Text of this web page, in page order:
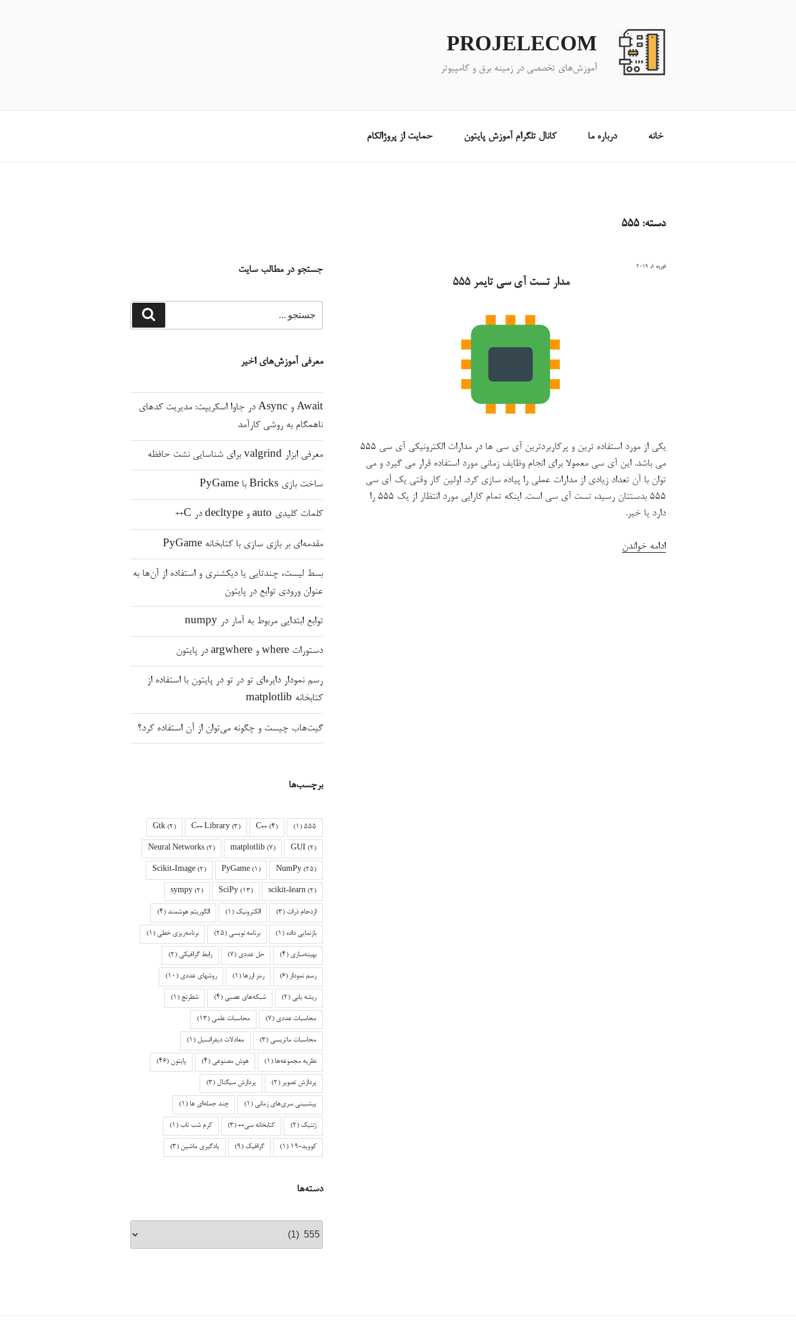
PROJELECOM
آموزش‌های تخصصی در زمینه برق و کامپیوتر
خانه درباره ما کانال تلگرام آموزش پایتون حمایت از پروژالکام
دسته:555
نوشته‌شده
فوریه 8, 2019
مدار تست آی سی تایمر ۵۵۵
یکی از مورد استفاده ترین و پرکاربردترین آی سی ها در مدارات الکترونیکی آی سی ۵۵۵
می باشد. این آی سی معمولا برای انجام وظایف زمانی مورد استفاده قرار می گیرد و می
توان با آن تعداد زیادی از مدارات عملی را پیاده سازی کرد. اولین کار وقتی یک آی سی
۵۵۵ بدستتان رسید، تست آی سی است. اینکه تمام کارایی مورد انتظار از یک ۵۵۵ را
دارد یا خیر.
ادامه خواندن
جستجو در مطالب سایت
برای
جستجو
معرفی آموزش‌های اخیر
Await و Async در جاوا اسکریپت: مدیریت کدهای
ناهمگام به روشی کارآمد
معرفی ابزار valgrind برای شناسایی نشت حافظه
ساخت بازی Bricks با PyGame
کلمات کلیدی auto و decltype در C++
مقدمه‌ای بر بازی سازی با کتابخانه PyGame
بسط لیست، چندتایی یا دیکشنری و استفاده از آن‌ها به
عنوان ورودی توابع در پایتون
توابع ابتدایی مربوط به آمار در numpy
دستورات where و argwhere در پایتون
رسم نمودار دایره‌ای تو در تو در پایتون با استفاده از
کتابخانه matplotlib
گیت‌هاب چیست و چگونه می‌توان از آن استفاده کرد؟
برچسب‌ها
555
(1)
C++ (4)
C++ Library (3)
Gtk (2)
GUI (2)
matplotlib (7)
Neural Networks (2)
NumPy (25)
PyGame (1)
Scikit-Image (2)
scikit-learn (2)
SciPy (13)
sympy (2)
ازدحام ذرات (3) الکترونیک (1) الگوریتم هوشمند (4)
بازنمایی داده (1) برنامه نویسی (25) برنامه‌ریزی خطی (1)
بهینه‌سازی (4) حل عددی (7) رابط گرافیکی (2)
رسم نمودار (6) رمز ارزها (1) روشهای عددی (10)
ریشه یابی (2) شبکه‌های عصبی (4) شطرنج (1)
محاسبات عددی (7) محاسبات علمی (13)
محاسبات ماتریسی (3) معادلات دیفرانسیل (1)
نظریه مجموعه‌ها (1) هوش مصنوعی (4) پایتون (46)
پردازش تصویر (2) پردازش سیگنال (3)
پیشبینی سری‌های زمانی (1) چند جمله‌ای ها (1)
ژنتیک (2) کتابخانه سی++(3) کرم شب تاب (1)
کووید-۱۹ (1) گرافیک (9) یادگیری ماشین (3)
دسته‌ها